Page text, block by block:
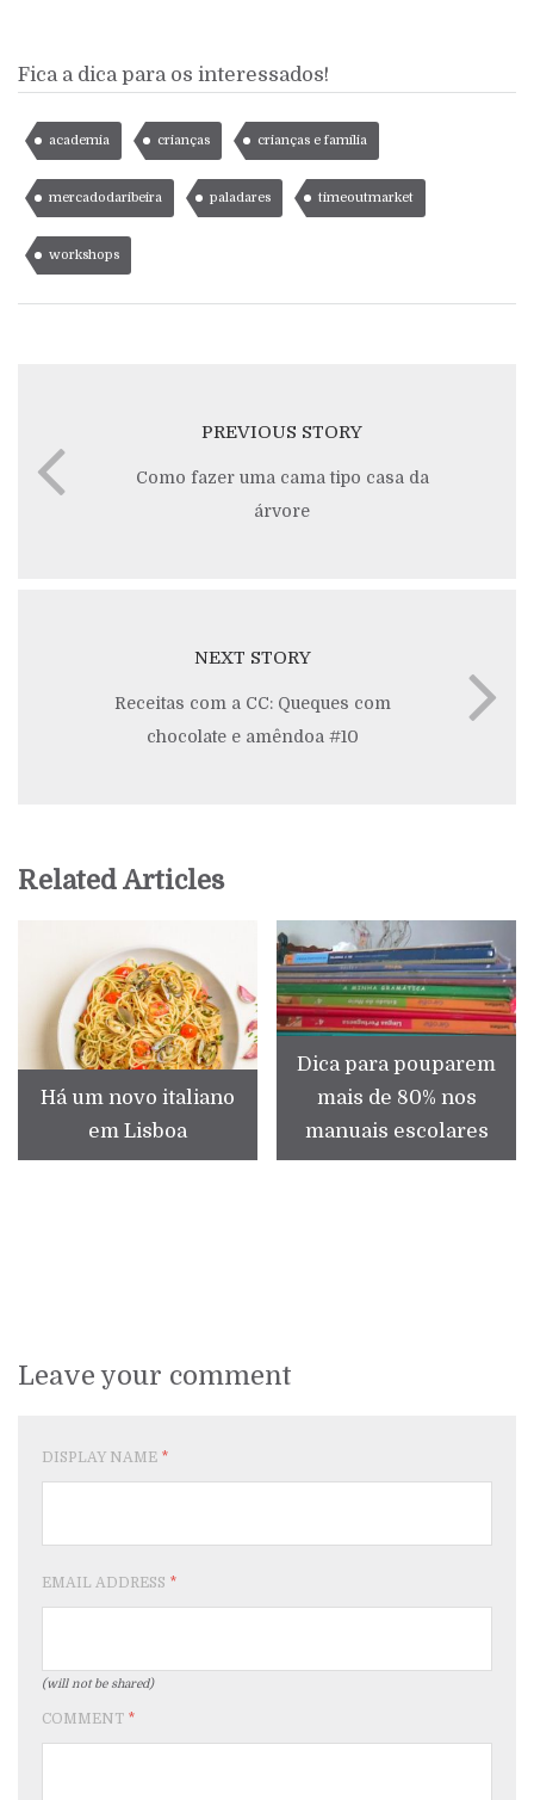
Fica a dica para os interessados!
academia crianças crianças e família
mercadodaribeira paladares timeoutmarket
workshops
PREVIOUS STORY
Como fazer uma cama tipo casa da
árvore
NEXT STORY
Receitas com a CC: Queques com
chocolate e amêndoa #10
Related Articles
Há um novo italiano
em Lisboa
Dica para pouparem
mais de 80% nos
manuais escolares
Leave your comment
DISPLAY NAME *
EMAIL ADDRESS *
(will not be shared)
COMMENT *